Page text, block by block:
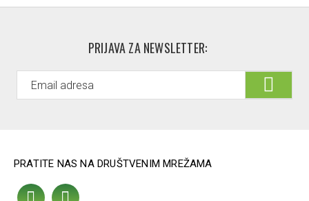
PRIJAVA ZA NEWSLETTER:
PRATITE NAS NA DRUŠTVENIM MREŽAMA